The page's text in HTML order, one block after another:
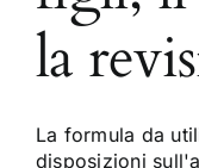
la
La formula da
disposizioni